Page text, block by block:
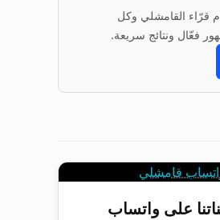
قرّاء القامشلي وكل
فعّال ونتائج سريعة.
على واتساب